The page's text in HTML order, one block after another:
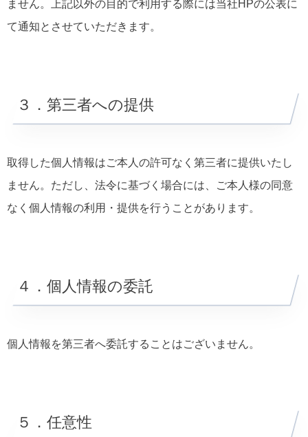
ません。上記以外の目的で利用する際には当社HPの公表に
て通知とさせていただきます。
３．第三者への提供
取得した個人情報はご本人の許可なく第三者に提供いたし
ません。ただし、法令に基づく場合には、ご本人様の同意
なく個人情報の利用・提供を行うことがあります。
４．個人情報の委託
個人情報を第三者へ委託することはございません。
５．任意性